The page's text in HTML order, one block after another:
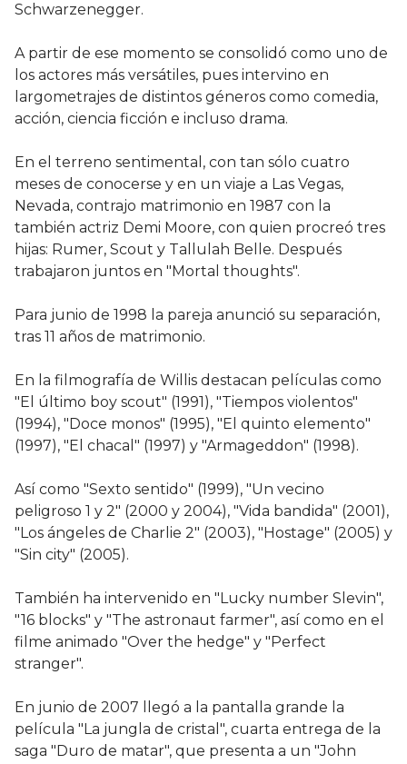
Schwarzenegger.
A partir de ese momento se consolidó como uno de
los actores más versátiles, pues intervino en
largometrajes de distintos géneros como comedia,
acción, ciencia ficción e incluso drama.
En el terreno sentimental, con tan sólo cuatro
meses de conocerse y en un viaje a Las Vegas,
Nevada, contrajo matrimonio en 1987 con la
también actriz Demi Moore, con quien procreó tres
hijas: Rumer, Scout y Tallulah Belle. Después
trabajaron juntos en "Mortal thoughts".
Para junio de 1998 la pareja anunció su separación,
tras 11 años de matrimonio.
En la filmografía de Willis destacan películas como
"El último boy scout" (1991), "Tiempos violentos"
(1994), "Doce monos" (1995), "El quinto elemento"
(1997), "El chacal" (1997) y "Armageddon" (1998).
Así como "Sexto sentido" (1999), "Un vecino
peligroso 1 y 2" (2000 y 2004), "Vida bandida" (2001),
"Los ángeles de Charlie 2" (2003), "Hostage" (2005) y
"Sin city" (2005).
También ha intervenido en "Lucky number Slevin",
"16 blocks" y "The astronaut farmer", así como en el
filme animado "Over the hedge" y "Perfect
stranger".
En junio de 2007 llegó a la pantalla grande la
película "La jungla de cristal", cuarta entrega de la
saga "Duro de matar", que presenta a un "John